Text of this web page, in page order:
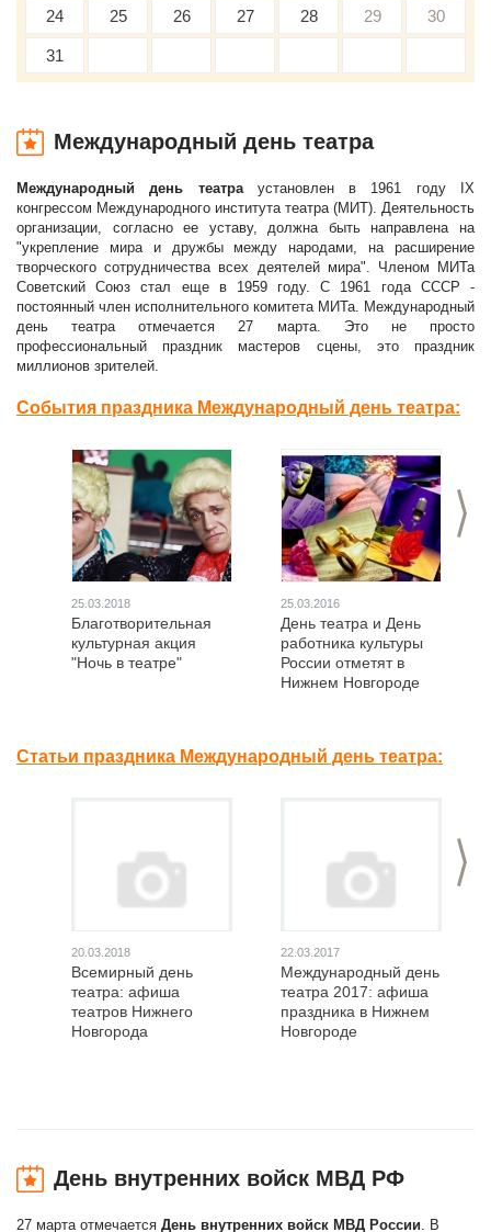
24 25 26 27 28 29 30
31
Международный день театра
Международный день театраустановлен в 1961 году IX
конгрессом Международного института театра (МИТ). Деятельность
организации, согласно ее уставу, должна быть направлена на
"укрепление мира и дружбы между народами, на расширение
творческого сотрудничества всех деятелей мира". Членом МИТа
Советский Союз стал еще в 1959 году. С 1961 года СССР -
постоянный член исполнительного комитета МИТа. Международный
день театра отмечается 27 марта. Это не просто
профессиональный праздник мастеров сцены, это праздник
миллионов зрителей.
События праздника Международный день театра:
>
25.03.2018
Благотворительная
культурная акция
"Ночь в театре"
25.03.2016
День театра и День
работника культуры
России отметят в
Нижнем Новгороде
Статьи праздника Международный день театра:
>
20.03.2018
Всемирный день
театра: афиша
театров Нижнего
Новгорода
22.03.2017
Международный день
театра 2017: афиша
праздника в Нижнем
Новгороде
День внутренних войск МВД РФ
27 марта отмечается День внутренних войск МВД России. В